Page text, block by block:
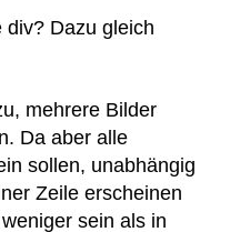
div? Dazu gleich
mehrere Bilder
Da aber alle
sollen, unabhängig
Zeile erscheinen
sein als in